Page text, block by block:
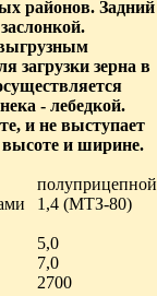
районов. Задний
загрузки зерна в
- лебедкой.
и не выступает
и ширине.
полуприцепной
1,4 (МТЗ-80)
5,0
7,0
2700